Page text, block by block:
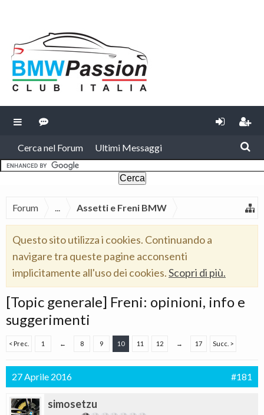
Cerca nel Forum Ultimi Messaggi
Forum ... Assetti e Freni BMW
Questo sito utilizza i cookies. Continuando a
navigare tra queste pagine acconsenti
implicitamente all'uso dei cookies.Scopri di più.
[Topic generale] Freni: opinioni, info e
suggerimenti
< Prec. 1 ← 8 9 10 11 12 → 17 Succ. >
27 Aprile 2016 #181
simosetzu